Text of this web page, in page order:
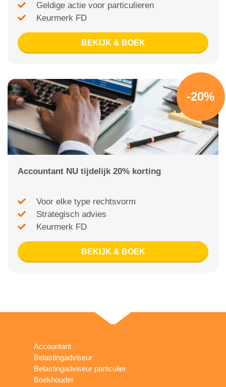
Geldige actie voor particulieren
Keurmerk FD
BEKIJK & BOEK
-20%
Accountant NU tijdelijk 20% korting
Voor elke type rechtsvorm
Strategisch advies
Keurmerk FD
BEKIJK & BOEK
Accountant
Belastingadviseur
Belastingadviseur particulier
Boekhouder